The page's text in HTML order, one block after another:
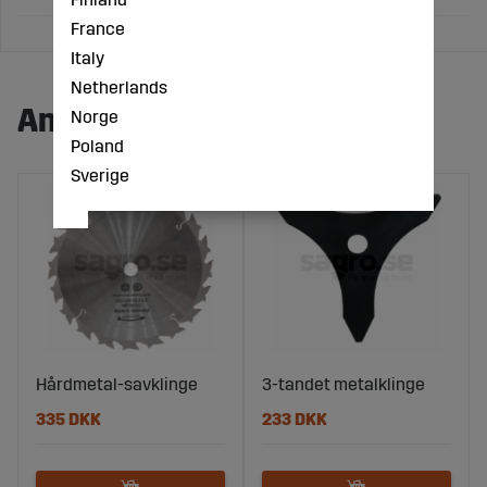
Andre købte også:
Hårdmetal-savklinge
335 DKK
3-tandet metalklinge
233 DKK
France
Italy
Netherlands
Norge
Poland
Sverige